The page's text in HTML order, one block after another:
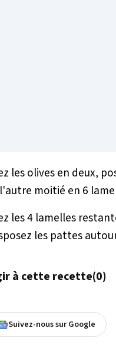
les olives en deux,
moitié en 6
les 4 lamelles
les pattes
à cette recette(0)
Suivez-nous sur Google